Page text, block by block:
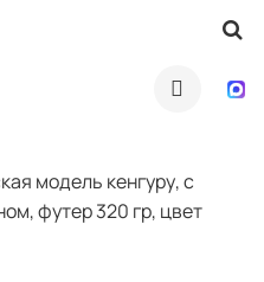
модель кенгуру, с
футер 320 гр, цвет